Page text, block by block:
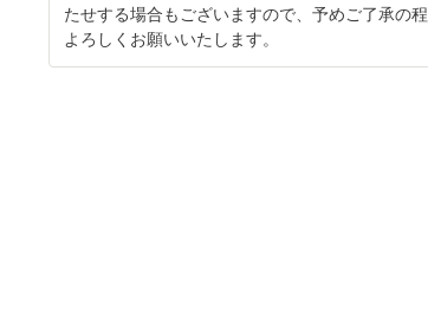
たせする場合もございますので、予めご了承の程
よろしくお願いいたします。